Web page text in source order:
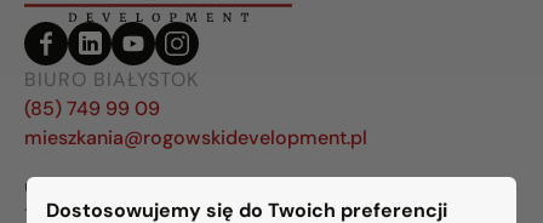
Dostosowujemy się do Twoich preferencji
BIURO BIAŁYSTOK
(85) 749 99 09
mieszkania@rogowskidevelopment.pl
ul. Legionowa 28 lok. 202
15-281 Białystok